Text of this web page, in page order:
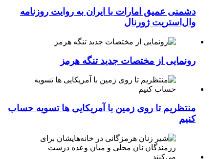
دشمنی عمیق امارات با ایران به روایت روزنامه
وال‌استریت ژورنال
رونمایی از مختصات جدید تنگه هرمز
منتظریم تا روی زمین با آمریکایی ها تسویه حساب
کنیم